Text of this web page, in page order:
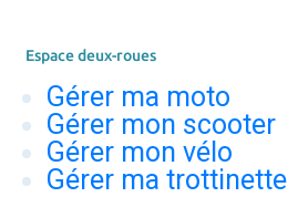
Espace deux-roues
Gérer ma moto
Gérer mon scooter
Gérer mon vélo
Gérer ma trottinette